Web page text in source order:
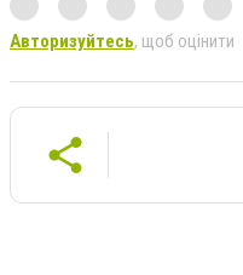
Авторизуйтесь, щоб оцінити